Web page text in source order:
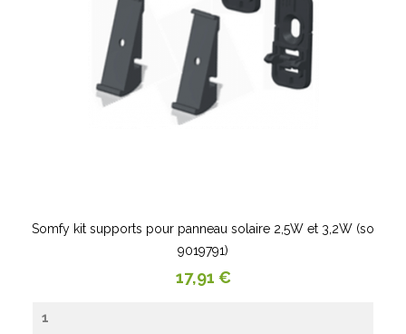
Somfy kit supports pour panneau solaire 2,5W et 3,2W (so
9019791)
Prix
17,91 €